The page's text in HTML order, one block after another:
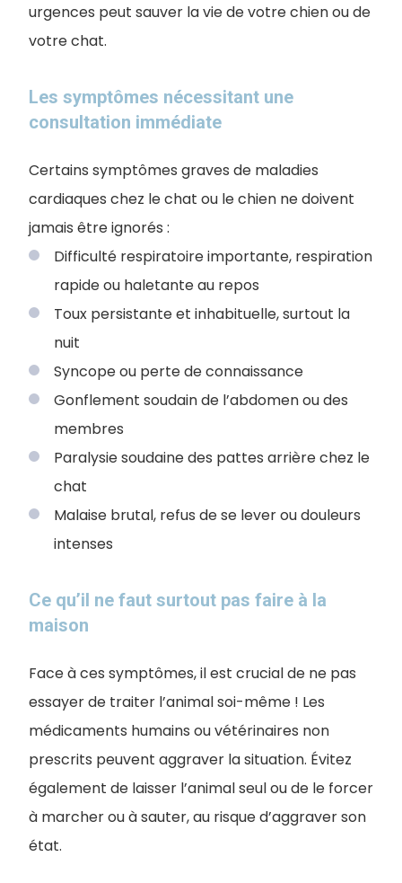
urgences peut sauver la vie de votre chien ou de
votre chat.
Les symptômes nécessitant une
consultation immédiate
Certains symptômes graves de maladies
cardiaques chez le chat ou le chien ne doivent
jamais être ignorés :
Difficulté respiratoire importante, respiration
rapide ou haletante au repos
Toux persistante et inhabituelle, surtout la
nuit
Syncope ou perte de connaissance
Gonflement soudain de l’abdomen ou des
membres
Paralysie soudaine des pattes arrière chez le
chat
Malaise brutal, refus de se lever ou douleurs
intenses
Ce qu’il ne faut surtout pas faire à la
maison
Face à ces symptômes, il est crucial de ne pas
essayer de traiter l’animal soi-même ! Les
médicaments humains ou vétérinaires non
prescrits peuvent aggraver la situation. Évitez
également de laisser l’animal seul ou de le forcer
à marcher ou à sauter, au risque d’aggraver son
état.